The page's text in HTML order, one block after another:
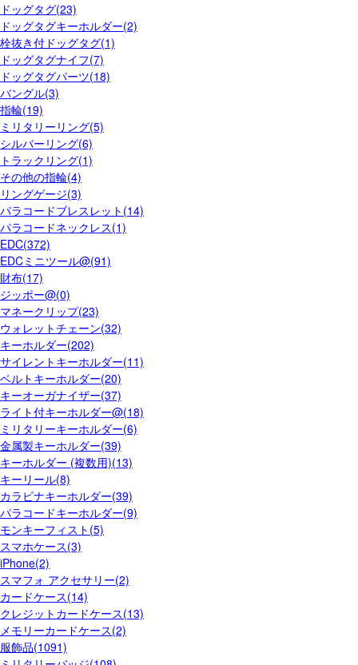
ドッグタグ(23)
ドッグタグキーホルダー(2)
栓抜き付ドッグタグ(1)
ドッグタグナイフ(7)
ドッグタグパーツ(18)
バングル(3)
指輪(19)
ミリタリーリング(5)
シルバーリング(6)
トラックリング(1)
その他の指輪(4)
リングゲージ(3)
パラコードブレスレット(14)
パラコードネックレス(1)
EDC(372)
EDCミニツール@(91)
財布(17)
ジッポー@(0)
マネークリップ(23)
ウォレットチェーン(32)
キーホルダー(202)
サイレントキーホルダー(11)
ベルトキーホルダー(20)
キーオーガナイザー(37)
ライト付キーホルダー@(18)
ミリタリーキーホルダー(6)
金属製キーホルダー(39)
キーホルダー (複数用)(13)
キーリール(8)
カラビナキーホルダー(39)
パラコードキーホルダー(9)
モンキーフィスト(5)
スマホケース(3)
iPhone(2)
スマフォ アクセサリー(2)
カードケース(14)
クレジットカードケース(13)
メモリーカードケース(2)
服飾品(1091)